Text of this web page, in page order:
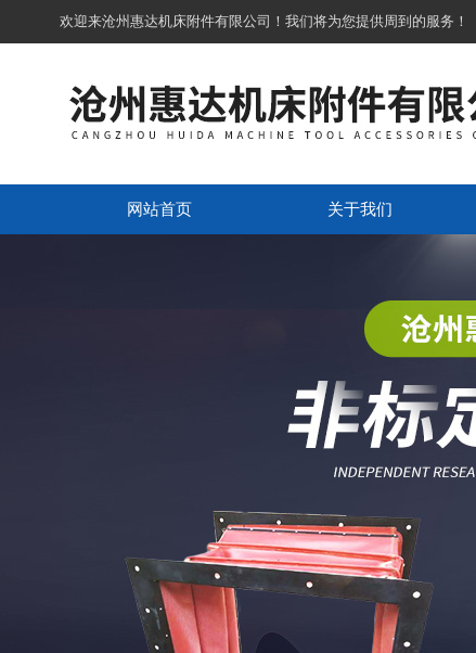
欢迎来沧州惠达机床附件有限公司！我们将为您提供周到的服务！
网站首页 关于我们